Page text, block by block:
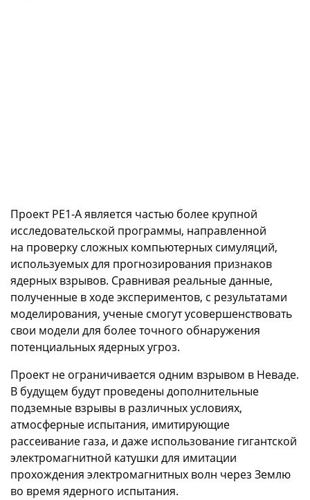
Проект PE1-A является частью более крупной
исследовательской программы, направленной
на проверку сложных компьютерных симуляций,
используемых для прогнозирования признаков
ядерных взрывов. Сравнивая реальные данные,
полученные в ходе экспериментов, с результатами
моделирования, ученые смогут усовершенствовать
свои модели для более точного обнаружения
потенциальных ядерных угроз.
Проект не ограничивается одним взрывом в Неваде.
В будущем будут проведены дополнительные
подземные взрывы в различных условиях,
атмосферные испытания, имитирующие
рассеивание газа, и даже использование гигантской
электромагнитной катушки для имитации
прохождения электромагнитных волн через Землю
во время ядерного испытания.